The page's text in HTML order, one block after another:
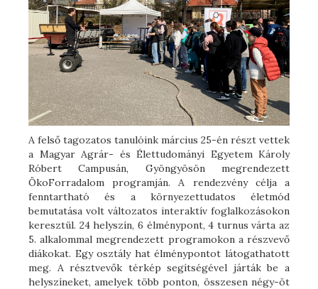
A felső tagozatos tanulóink március 25-én részt vettek
a Magyar Agrár- és Élettudományi Egyetem Károly
Róbert Campusán, Gyöngyösön megrendezett
ÖkoForradalom programján. A rendezvény célja a
fenntartható és a környezettudatos életmód
bemutatása volt változatos interaktív foglalkozásokon
keresztül. 24 helyszín, 6 élménypont, 4 turnus várta az
5. alkalommal megrendezett programokon a részvevő
diákokat. Egy osztály hat élménypontot látogathatott
meg. A résztvevők térkép segítségével járták be a
helyszíneket, amelyek több ponton, összesen négy-öt